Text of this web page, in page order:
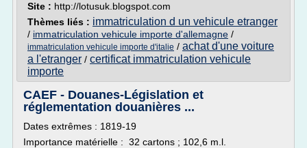
Site : http://lotusuk.blogspot.com
Thèmes liés : immatriculation d un vehicule etranger
/ immatriculation vehicule importe d'allemagne /
immatriculation vehicule importe d'italie / achat d'une voiture
a l'etranger / certificat immatriculation vehicule
importe
CAEF - Douanes-Législation et
réglementation douanières ...
Dates extrêmes : 1819-19
Importance matérielle : 32 cartons ; 102,6 m.l.